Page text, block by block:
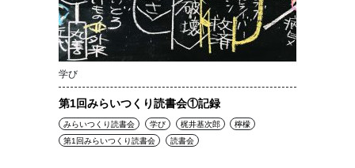
学び
第1回みらいつくり読書会①記録
みらいつくり読書会 学び 梶井基次郎
檸檬
第1回みらいつくり読書会
読書会